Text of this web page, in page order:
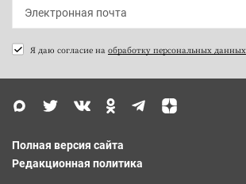
Я даю согласие на обработку персональных данных
Полная версия сайта
Редакционная политика